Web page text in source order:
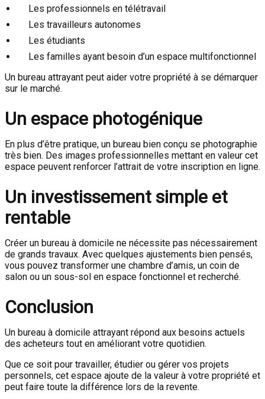
Les professionnels en télétravail
Les travailleurs autonomes
Les étudiants
Les familles ayant besoin d’un espace multifonctionnel
Un bureau attrayant peut aider votre propriété à se démarquer
sur le marché.
Un espace photogénique
En plus d’être pratique, un bureau bien conçu se photographie
très bien. Des images professionnelles mettant en valeur cet
espace peuvent renforcer l’attrait de votre inscription en ligne.
Un investissement simple et
rentable
Créer un bureau à domicile ne nécessite pas nécessairement
de grands travaux. Avec quelques ajustements bien pensés,
vous pouvez transformer une chambre d’amis, un coin de
salon ou un sous-sol en espace fonctionnel et recherché.
Conclusion
Un bureau à domicile attrayant répond aux besoins actuels
des acheteurs tout en améliorant votre quotidien.
Que ce soit pour travailler, étudier ou gérer vos projets
personnels, cet espace ajoute de la valeur à votre propriété et
peut faire toute la différence lors de la revente.